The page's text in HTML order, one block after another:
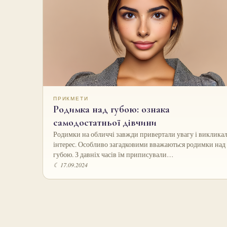
ПРИКМЕТИ
Родимка над губою: ознака
самодостатньої дівчини
Родимки на обличчі завжди привертали увагу і
інтерес. Особливо загадковими вважаються родимки над
губою. З давніх часів їм приписували…
☾ 17.09.2024